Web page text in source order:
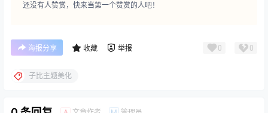
还没有人赞赏，快来当第一个赞赏的人吧！
海报分享 收藏 举报 0 0
子比主题美化